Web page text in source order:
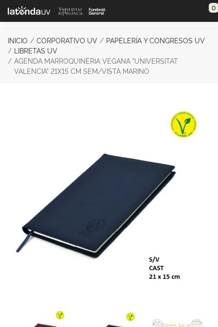
Saltar al contenido principal 0
INICIO CORPORATIVO UV
PAPELERÍA Y CONGRESOS UV
LIBRETAS UV
AGENDA MARROQUINERIA VEGANA "UNIVERSITAT
VALENCIA" 21X15 CM SEM/VISTA MARINO